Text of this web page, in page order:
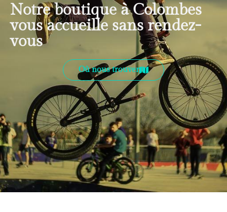
Notre boutique à Colombes
vous accueille sans rendez-
vous
Où nous trouver